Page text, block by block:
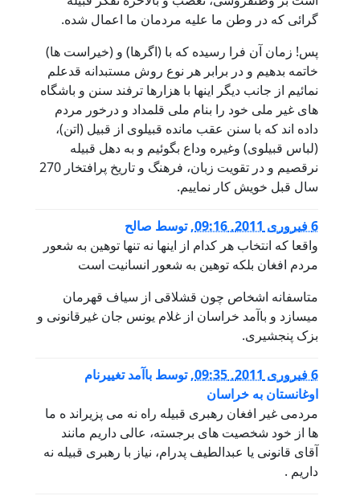
گرائی که در وطن ما علیه مردمان ما اعمال شده.
پس! زمان آن فرا رسیده که با (اگرها) و (خیراست ها)
خاتمه بدهیم و در برابر هر نوع روش مستبدانه قدعلم
نمائیم از جانب دیگر اینها با هزارها ترفند سنن و باشگاه
های غیر ملی خود را بنام ملی قلمداد و درخور مردم
داده اند که با سنن عقب مانده قبیلوی از قبیل (اتن)،
(لباس قبیلوی) وغیره وداع بگوئیم و به دهل قبیله
نرقصیم و در تقویت زبان، فرهنگ و تاریخ پرافتخار 270
سال قبل خویش کار نماییم.
6 فبروری 2011, 09:16 ,توسط صالح
واقعا که انتخاب هر کدام از اینها نه تنها توهین به شعور
مردم افغان بلکه توهین به شعور انسانیت است
متاسفانه اشخاص چون قشلاقی از سیاف قهرمان
میسازد و باآمد خراسان از غلام یونس جان غیرقانونی و
بزک پنجشیری.
6 فبروری 2011, 09:35 ,توسط باآمد تغییرنام
اوغانستان به خراسان
مردمی غیر افغان رهبری قبیله راه نه می پزیراند ه ما
ها از خود شخصیت های برجسته، عالی‌ داریم مانند
آقای قانونی یا عبدالطیف پدرام، نیاز با رهبری قبیله نه
داریم .